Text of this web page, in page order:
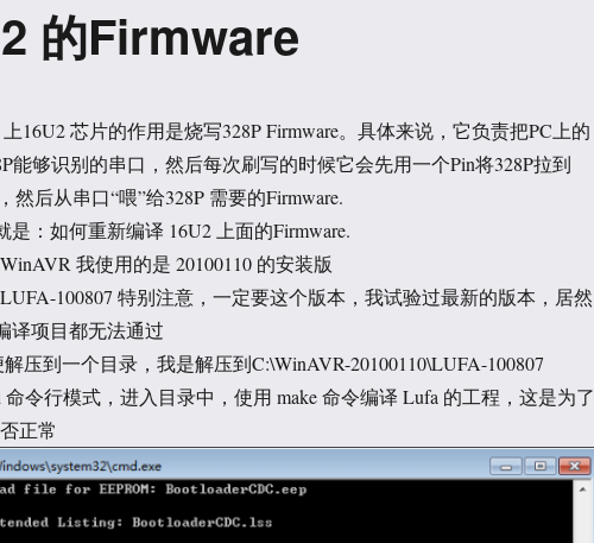
的Firmware
16U2 芯片的作用是烧写328P Firmware。具体来说，它负责把PC上的
能够识别的串口，然后每次刷写的时候它会先用一个Pin将328P拉到
然后从串口“喂”给328P 需要的Firmware.
是：如何重新编译 16U2 上面的Firmware.
我使用的是 20100110 的安装版
100807 特别注意，一定要这个版本，我试验过最新的版本，居然
译项目都无法通过
压到一个目录，我是解压到C:\WinAVR-20100110\LUFA-100807
命令行模式，进入目录中，使用 make 命令编译 Lufa 的工程，这是为了
正常